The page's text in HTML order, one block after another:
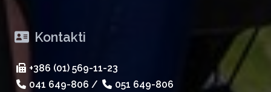
Kontakti
+386 (01) 569-11-23
041 649-806 /
051 649-806